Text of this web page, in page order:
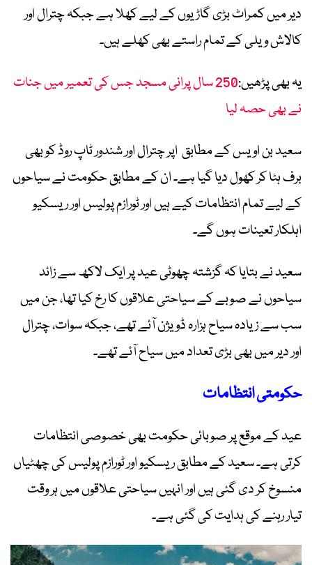
دیر میں کمراٹ بڑی گاڑیوں کے لیے کھلا ہے جبکہ چترال اور
کالاش ویلی کے تمام راستے بھی کھلے ہیں۔
یہ بھی پڑھیں:
250 سال پرانی مسجد جس کی تعمیر میں جنات
نے بھی حصہ لیا
سعید بن اویس کے مطابق اپر چترال اور شندور ٹاپ روڈ کو بھی
برف ہٹا کر کھول دیا گیا ہے۔ ان کے مطابق حکومت نے سیاحوں
کے لیے تمام انتظامات کیے ہیں اور ٹورازم پولیس اور ریسکیو
اہلکار تعینات ہوں گے۔
سعید نے بتایا کہ گزشتہ چھوٹی عید پر ایک لاکھ سے زائد
سیاحوں نے صوبے کے سیاحتی علاقوں کا رخ کیا تھا، جن میں
سب سے زیادہ سیاح ہزارہ ڈویژن آئے تھے، جبکہ سوات، چترال
اور دیر میں بھی بڑی تعداد میں سیاح آئے تھے۔
حکومتی انتظامات
عید کے موقع پر صوبائی حکومت بھی خصوصی انتظامات
کرتی ہے۔ سعید کے مطابق ریسکیو اور ٹورازم پولیس کی چھٹیاں
منسوخ کر دی گئی ہیں اور انہیں سیاحتی علاقوں میں ہر وقت
تیار رہنے کی ہدایت کی گئی ہے۔